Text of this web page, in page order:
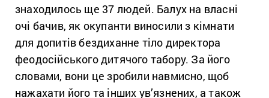
знаходилось ще 37 людей. Балух на власні
очі бачив, як окупанти виносили з кімнати
для допитів бездиханне тіло директора
феодосійського дитячого табору. За його
словами, вони це зробили навмисно, щоб
нажахати його та інших ув’язнених, а також